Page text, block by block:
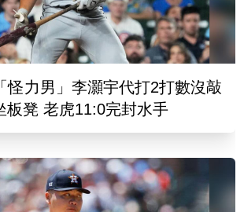
怪力男」李灝宇代打2打數沒敲
板凳 老虎11:0完封水手